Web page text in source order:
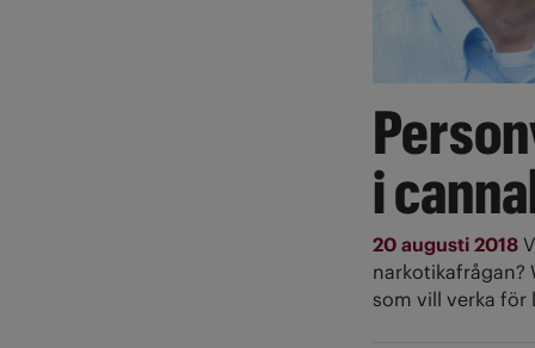
i
20 augusti 2018
narkotikafrågan?
som vill verka för